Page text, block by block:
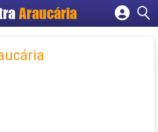
Araucária
Cadastrar empresa
Criar conta